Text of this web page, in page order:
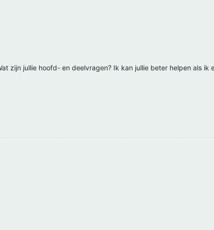
zijn jullie hoofd- en deelvragen? Ik kan jullie beter helpen als ik